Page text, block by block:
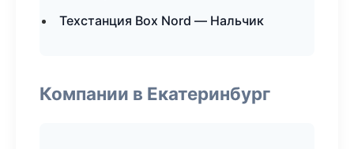
Техстанция Box Nord — Нальчик
Компании в Екатеринбург